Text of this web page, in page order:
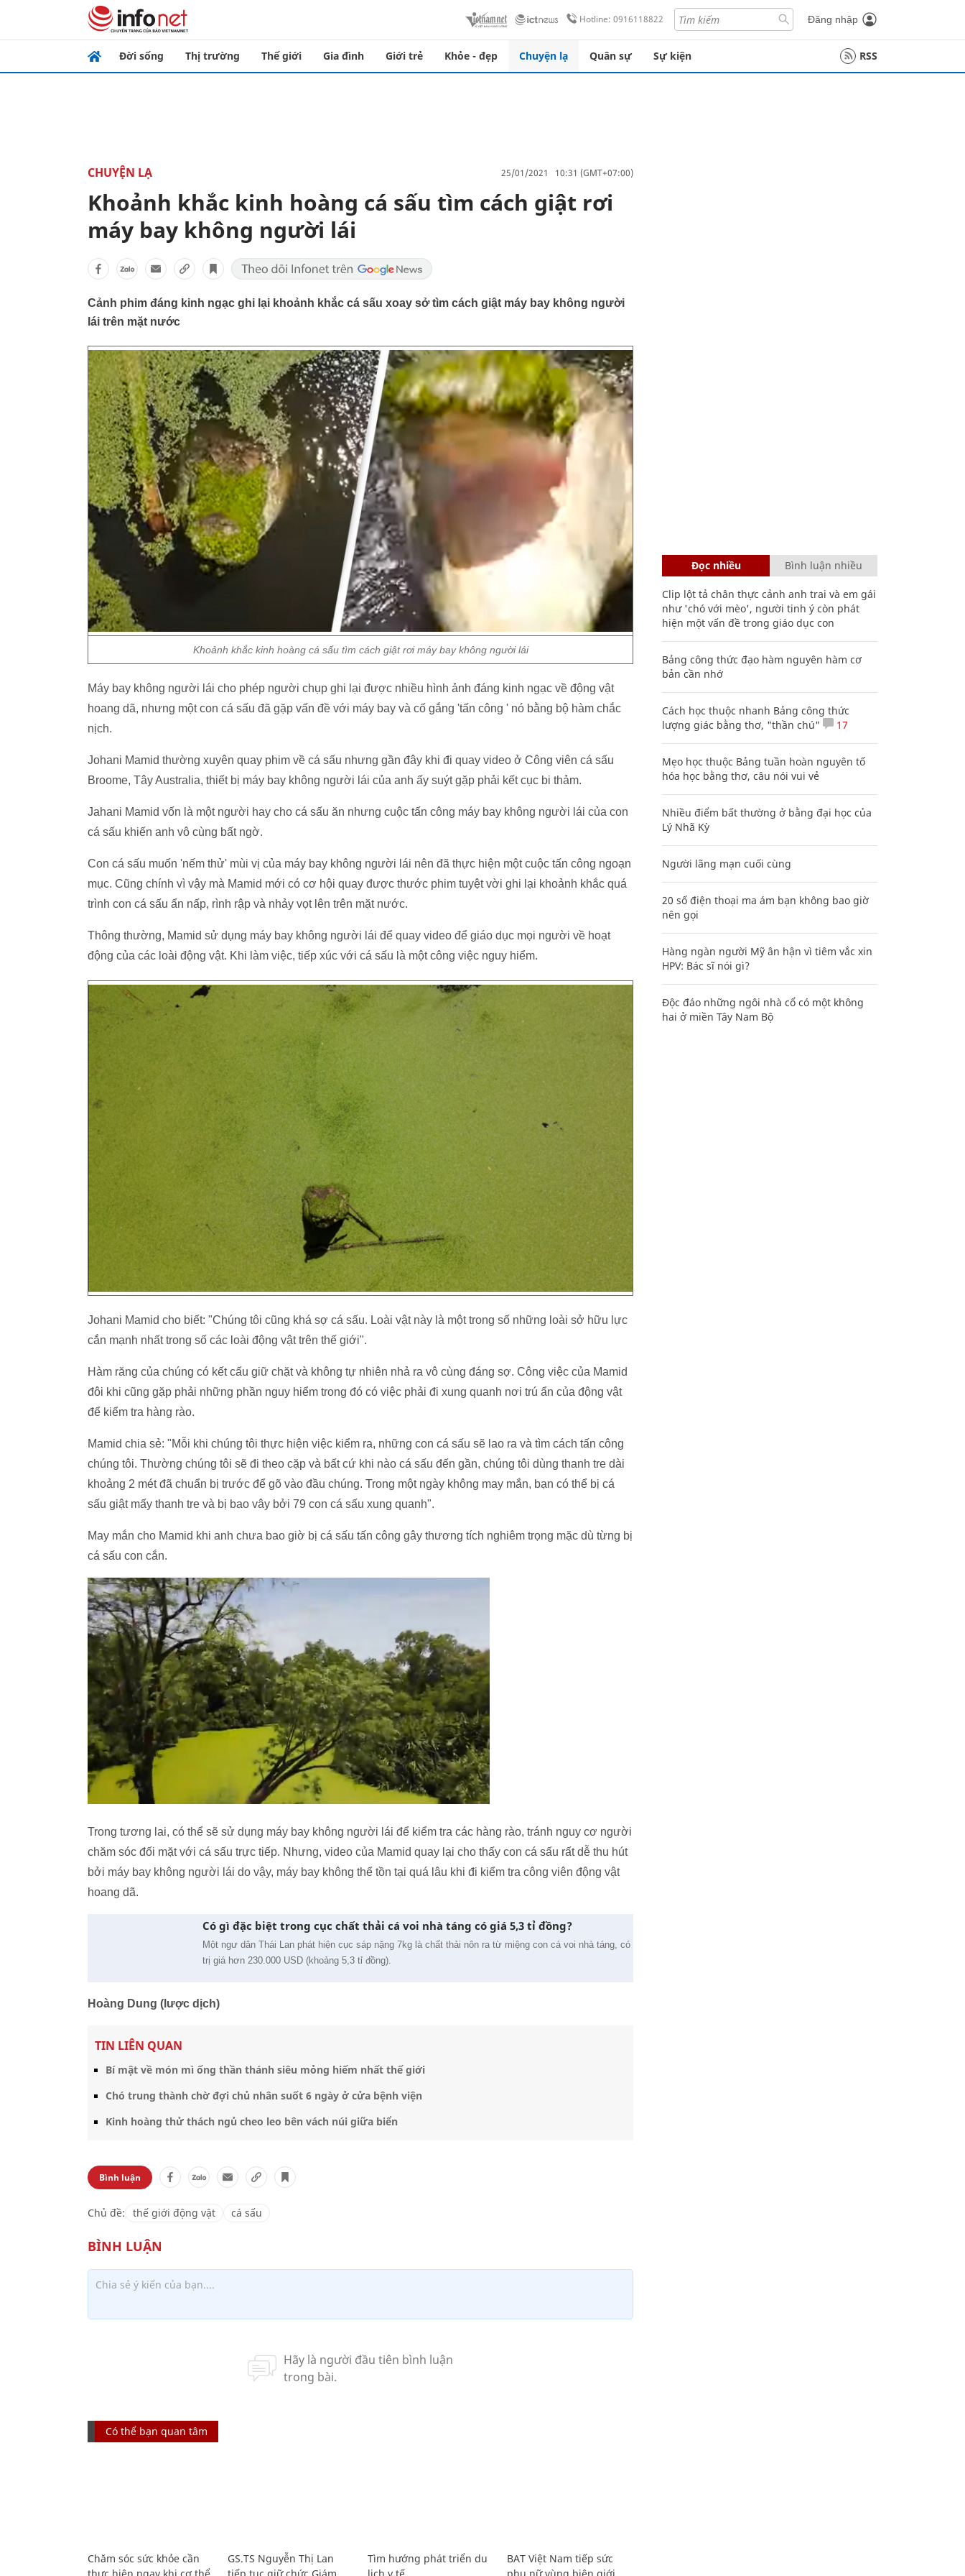
Hotline: 0916118822 Đăng nhập
Đời sống Thị trường Thế giới Gia đình Giới trẻ Khỏe - đẹp Chuyện lạ Quân sự Sự kiện RSS
CHUYỆN LẠ 25/01/2021 10:31 (GMT+07:00)
Khoảnh khắc kinh hoàng cá sấu tìm cách giật rơi
máy bay không người lái
Cảnh phim đáng kinh ngạc ghi lại khoảnh khắc cá sấu xoay sở tìm cách giật máy bay không người
lái trên mặt nước
Khoảnh khắc kinh hoàng cá sấu tìm cách giật rơi máy bay không người lái
Máy bay không người lái cho phép người chụp ghi lại được nhiều hình ảnh đáng kinh ngạc về động vật
hoang dã, nhưng một con cá sấu đã gặp vấn đề với máy bay và cố gắng 'tấn công ' nó bằng bộ hàm chắc
nịch.
Johani Mamid thường xuyên quay phim về cá sấu nhưng gần đây khi đi quay video ở Công viên cá sấu
Broome, Tây Australia, thiết bị máy bay không người lái của anh ấy suýt gặp phải kết cục bi thảm.
Jahani Mamid vốn là một người hay cho cá sấu ăn nhưng cuộc tấn công máy bay không người lái của con
cá sấu khiến anh vô cùng bất ngờ.
Con cá sấu muốn 'nếm thử' mùi vị của máy bay không người lái nên đã thực hiện một cuộc tấn công ngoạn
mục. Cũng chính vì vậy mà Mamid mới có cơ hội quay được thước phim tuyệt vời ghi lại khoảnh khắc quá
trình con cá sấu ẩn nấp, rình rập và nhảy vọt lên trên mặt nước.
Thông thường, Mamid sử dụng máy bay không người lái để quay video để giáo dục mọi người về hoạt
động của các loài động vật. Khi làm việc, tiếp xúc với cá sấu là một công việc nguy hiểm.
Johani Mamid cho biết: "Chúng tôi cũng khá sợ cá sấu. Loài vật này là một trong số những loài sở hữu lực
cắn mạnh nhất trong số các loài động vật trên thế giới".
Hàm răng của chúng có kết cấu giữ chặt và không tự nhiên nhả ra vô cùng đáng sợ. Công việc của Mamid
đôi khi cũng gặp phải những phần nguy hiểm trong đó có việc phải đi xung quanh nơi trú ẩn của động vật
để kiểm tra hàng rào.
Mamid chia sẻ: "Mỗi khi chúng tôi thực hiện việc kiểm ra, những con cá sấu sẽ lao ra và tìm cách tấn công
chúng tôi. Thường chúng tôi sẽ đi theo cặp và bất cứ khi nào cá sấu đến gần, chúng tôi dùng thanh tre dài
khoảng 2 mét đã chuẩn bị trước để gõ vào đầu chúng. Trong một ngày không may mắn, bạn có thể bị cá
sấu giật mấy thanh tre và bị bao vây bởi 79 con cá sấu xung quanh".
May mắn cho Mamid khi anh chưa bao giờ bị cá sấu tấn công gây thương tích nghiêm trọng mặc dù từng bị
cá sấu con cắn.
Trong tương lai, có thể sẽ sử dụng máy bay không người lái để kiểm tra các hàng rào, tránh nguy cơ người
chăm sóc đối mặt với cá sấu trực tiếp. Nhưng, video của Mamid quay lại cho thấy con cá sấu rất dễ thu hút
bởi máy bay không người lái do vậy, máy bay không thể tồn tại quá lâu khi đi kiểm tra công viên động vật
hoang dã.
Có gì đặc biệt trong cục chất thải cá voi nhà táng có giá 5,3 tỉ đồng?
Một ngư dân Thái Lan phát hiện cục sáp nặng 7kg là chất thải nôn ra từ miệng con cá voi nhà táng, có
trị giá hơn 230.000 USD (khoảng 5,3 tỉ đồng).
Hoàng Dung (lược dịch)
TIN LIÊN QUAN
Bí mật về món mì ống thần thánh siêu mỏng hiếm nhất thế giới
Chó trung thành chờ đợi chủ nhân suốt 6 ngày ở cửa bệnh viện
Kinh hoàng thử thách ngủ cheo leo bên vách núi giữa biển
Bình luận
Chủ đề: thế giới động vật cá sấu
Có thể bạn quan tâm
Chăm sóc sức khỏe cần
GS.TS Nguyễn Thị Lan
Tìm hướng phát triển du
BAT Việt Nam tiếp sức
Đọc nhiều Bình luận nhiều
Clip lột tả chân thực cảnh anh trai và em gái
như 'chó với mèo', người tinh ý còn phát
hiện một vấn đề trong giáo dục con
Bảng công thức đạo hàm nguyên hàm cơ
bản cần nhớ
Cách học thuộc nhanh Bảng công thức
lượng giác bằng thơ, "thần chú"
17
Mẹo học thuộc Bảng tuần hoàn nguyên tố
hóa học bằng thơ, câu nói vui vẻ
Nhiều điểm bất thường ở bằng đại học của
Lý Nhã Kỳ
Người lãng mạn cuối cùng
20 số điện thoại ma ám bạn không bao giờ
nên gọi
Hàng ngàn người Mỹ ân hận vì tiêm vắc xin
HPV: Bác sĩ nói gì?
Độc đáo những ngôi nhà cổ có một không
hai ở miền Tây Nam Bộ